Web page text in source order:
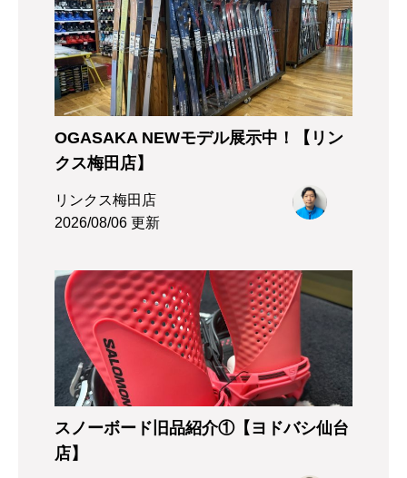
OGASAKA NEWモデル展示中！【リン
クス梅田店】
リンクス梅田店
2026/08/06 更新
スノーボード旧品紹介①【ヨドバシ仙台
店】